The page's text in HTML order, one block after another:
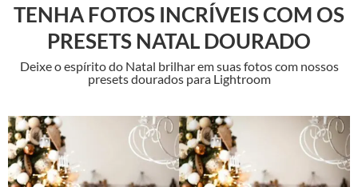
TENHA FOTOS INCRÍVEIS COM OS
PRESETS NATAL DOURADO
Deixe o espírito do Natal brilhar em suas fotos com nossos
presets dourados para Lightroom